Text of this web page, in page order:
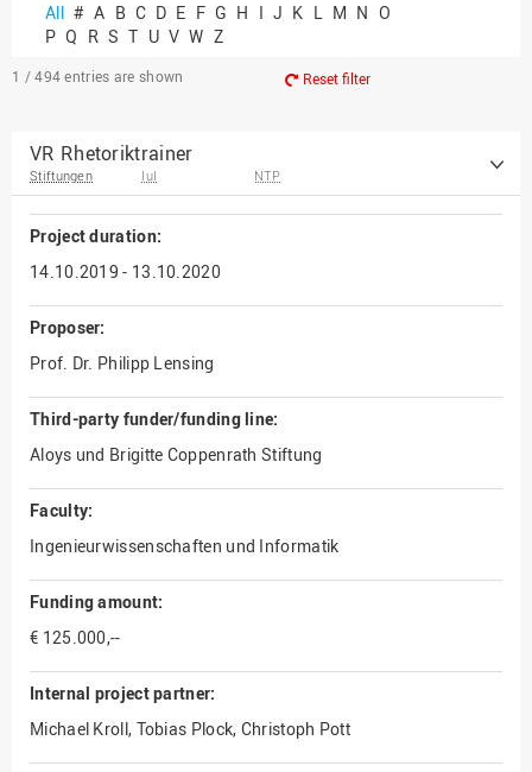
All # A B C D E F G H I J K L M N O
P Q R S T U V W Z
1 / 494 entries are shown Reset filter
VR Rhetoriktrainer
Stiftungen IuI NTP
Project duration:
14.10.2019 - 13.10.2020
Proposer:
Prof. Dr. Philipp Lensing
Third-party funder/funding line:
Aloys und Brigitte Coppenrath Stiftung
Faculty:
Ingenieurwissenschaften und Informatik
Funding amount:
€ 125.000,--
Internal project partner:
Michael Kroll, Tobias Plock, Christoph Pott